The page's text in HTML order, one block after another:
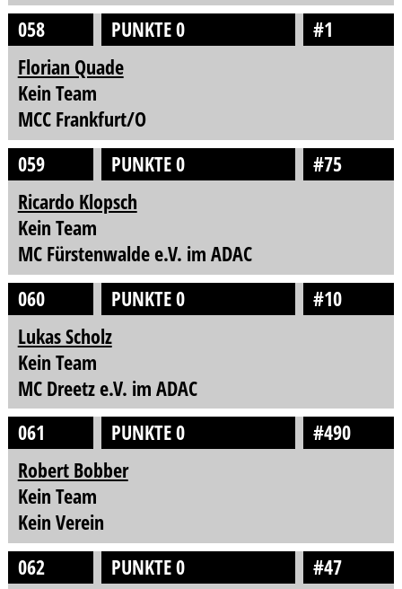
058
PUNKTE 0
#1
Florian Quade
Kein Team
MCC Frankfurt/O
059
PUNKTE 0
#75
Ricardo Klopsch
Kein Team
MC Fürstenwalde e.V. im ADAC
060
PUNKTE 0
#10
Lukas Scholz
Kein Team
MC Dreetz e.V. im ADAC
061
PUNKTE 0
#490
Robert Bobber
Kein Team
Kein Verein
062
PUNKTE 0
#47